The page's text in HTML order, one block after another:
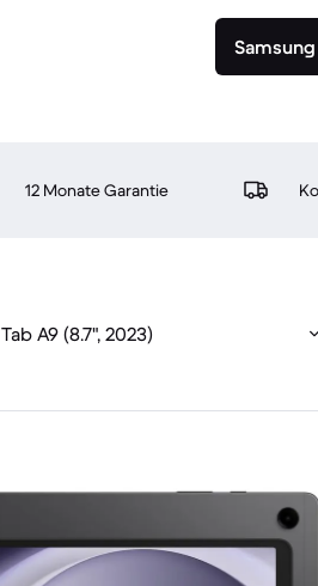
12 Monate Garantie
A9 (8.7", 2023)